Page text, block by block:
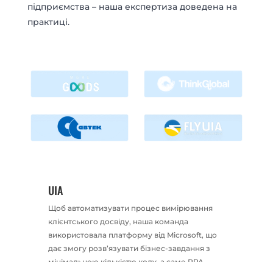
підприємства – наша експертиза доведена на
практиці.
UIA
Щоб автоматизувати процес вимірювання
клієнтського досвіду, наша команда
використовала платформу від Microsoft, що
дає змогу розв’язувати бізнес-завдання з